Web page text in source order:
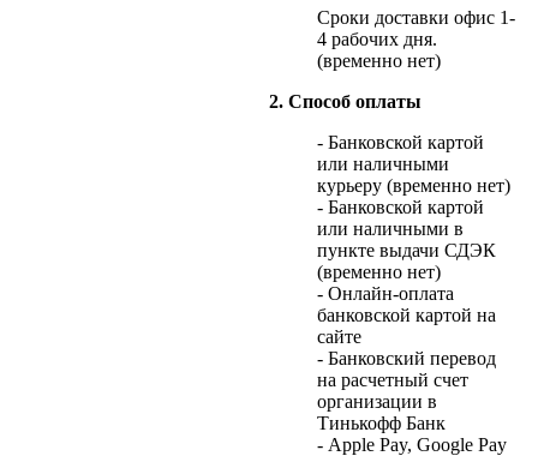
Сроки доставки офис 1-
4 рабочих дня.
(временно нет)
2. Способ оплаты
- Банковской картой
или наличными
курьеру (временно нет)
- Банковской картой
или наличными в
пункте выдачи СДЭК
(временно нет)
- Онлайн-оплата
банковской картой на
сайте
- Банковский перевод
на расчетный счет
организации в
Тинькофф Банк
- Apple Pay, Google Pay